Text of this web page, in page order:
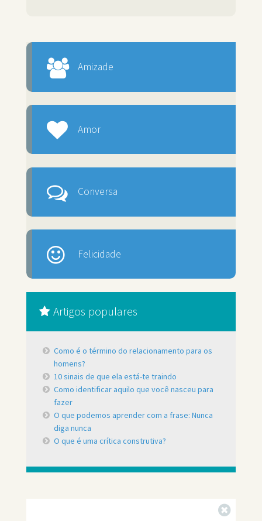
Amizade
Amor
Conversa
Felicidade
Artigos populares
Como é o término do relacionamento para os
homens?
10 sinais de que ela está-te traindo
Como identificar aquilo que você nasceu para
fazer
O que podemos aprender com a frase: Nunca
diga nunca
O que é uma crítica construtiva?